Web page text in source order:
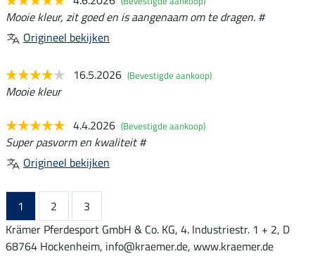
Mooie kleur, zit goed en is aangenaam om te dragen. #
Origineel bekijken
16.5.2026 (Bevestigde aankoop)
Mooie kleur
4.4.2026 (Bevestigde aankoop)
Super pasvorm en kwaliteit #
Origineel bekijken
1 2
3
Krämer Pferdesport GmbH & Co. KG, 4. Industriestr. 1 + 2, D
68764 Hockenheim, info@kraemer.de, www.kraemer.de